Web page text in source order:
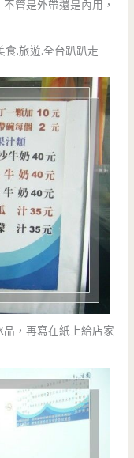
管是外帶還是內用，
，再寫在紙上給店家